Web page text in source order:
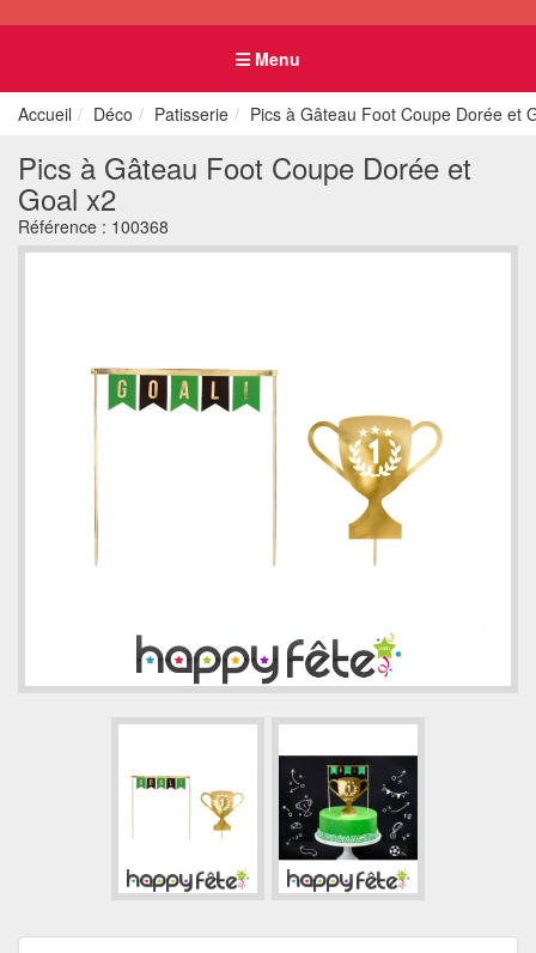
Menu
Accueil Déco Patisserie Pics à Gâteau Foot Coupe Dorée et
Pics à Gâteau Foot Coupe Dorée et
Goal x2
Référence : 100368